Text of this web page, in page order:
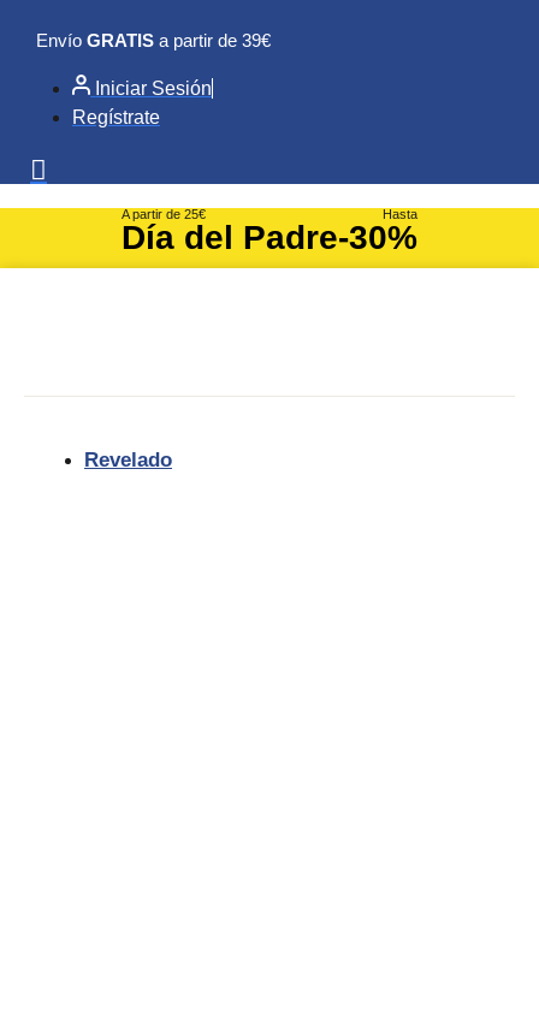
contenido
Envío GRATIS a partir de 39€
Iniciar Sesión
Regístrate
A partir de 25€
Día del Padre
Hasta
-30%
Revelado